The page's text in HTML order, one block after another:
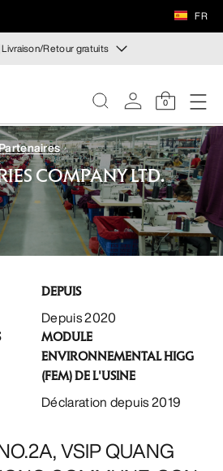
FR
Livraison/Retour gratuits
qui facilitent vos
votre température lors des
en automne.
Pour homme
? Retournez les articles
de 30 jours.Effectuer un retour
0
COMPANY LTD.
DEPUIS
Depuis 2020
MODULE
ENVIRONNEMENTAL HIGG
(FEM) DE L'USINE
Déclaration depuis 2019
VSIP QUANG